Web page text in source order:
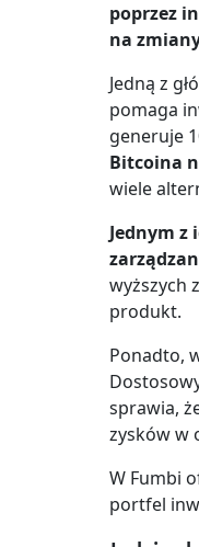
poprzez
na
Jedną z
pomaga
generuje
Bitcoina
wiele
Jednym
wyższych
produkt.
Ponadto,
sprawia,
zysków w
W Fumbi
portfel